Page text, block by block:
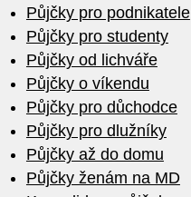
Půjčky pro podnikatele
Půjčky pro studenty
Půjčky od lichváře
Půjčky o víkendu
Půjčky pro důchodce
Půjčky pro dlužníky
Půjčky až do domu
Půjčky ženám na MD